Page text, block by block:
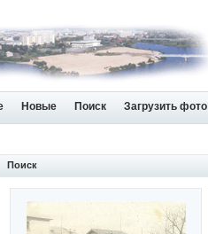
Новые Поиск Загрузить фото
Поиск